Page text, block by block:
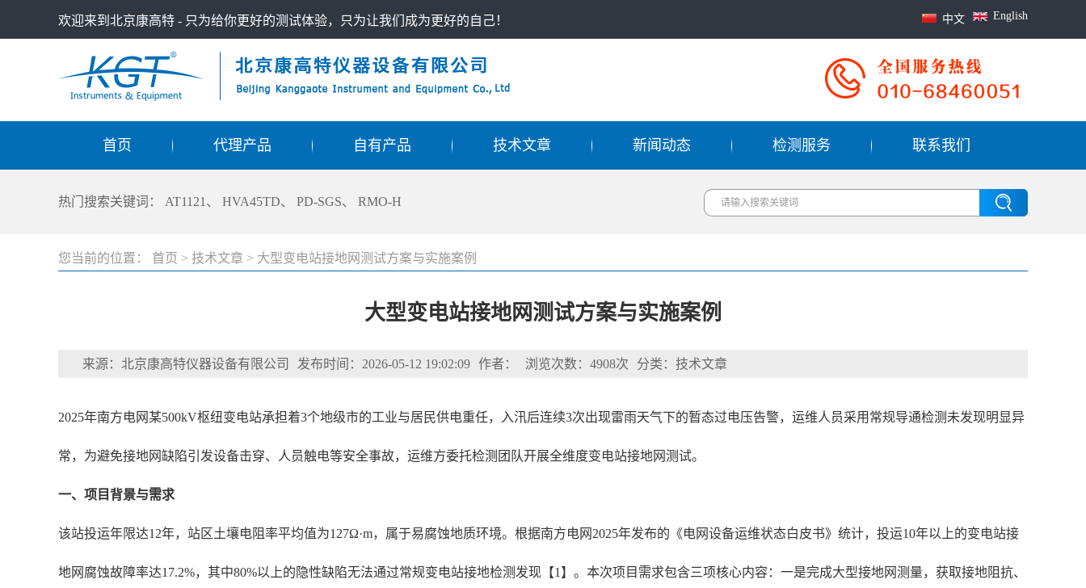
欢迎来到北京康高特 - 只为给你更好的测试体验，只为让我们成为更好的自己！ English
中文
首页 代理产品 自有产品 技术文章 新闻动态 检测服务 联系我们
热门搜索关键词： AT1121 、 HVA45TD、 PD-SGS、 RMO-H
您当前的位置： 首页 > 技术文章 > 大型变电站接地网测试方案与实施案例
大型变电站接地网测试方案与实施案例
来源：北京康高特仪器设备有限公司 发布时间：2026-05-12 19:02:09 作者： 浏览次数：4908次 分类：技术文章
2025年南方电网某500kV枢纽变电站承担着3个地级市的工业与居民供电重任，入汛后连续3次出现雷雨天气下的暂态过电压告警，运维人员采用常规导通检测未发现明显异
常，为避免接地网缺陷引发设备击穿、人员触电等安全事故，运维方委托检测团队开展全维度变电站接地网测试。
一、项目背景与需求
该站投运年限达12年，站区土壤电阻率平均值为127Ω·m，属于易腐蚀地质环境。根据南方电网2025年发布的《电网设备运维状态白皮书》统计，投运10年以上的变电站接
地网腐蚀故障率达17.2%，其中80%以上的隐性缺陷无法通过常规变电站接地检测发现【1】。本次项目需求包含三项核心内容：一是完成大型接地网测量，获取接地阻抗、